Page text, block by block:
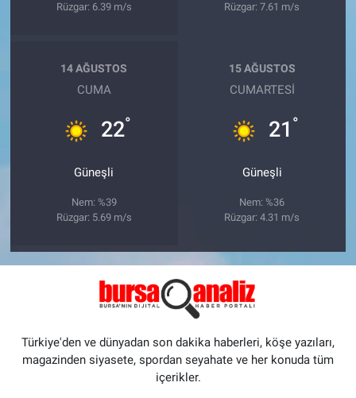
Rüzgar: 6.39 m/s
Rüzgar: 7.61 m/s
14 AĞUSTOS
CUMA
22°
Güneşli
Nem: %39
Rüzgar: 5.69 m/s
15 AĞUSTOS
CUMARTESI
21 °
Güneşli
Nem: %36
Rüzgar: 4.31 m/s
Türkiye'den ve dünyadan son dakika haberleri, köşe yazıları,
magazinden siyasete, spordan seyahate ve her konuda tüm
içerikler.